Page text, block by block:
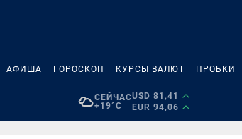
АФИША ГОРОСКОП КУРСЫ ВАЛЮТ ПРОБКИ
СЕЙЧАС
+19°C
USD 81,41
EUR 94,06